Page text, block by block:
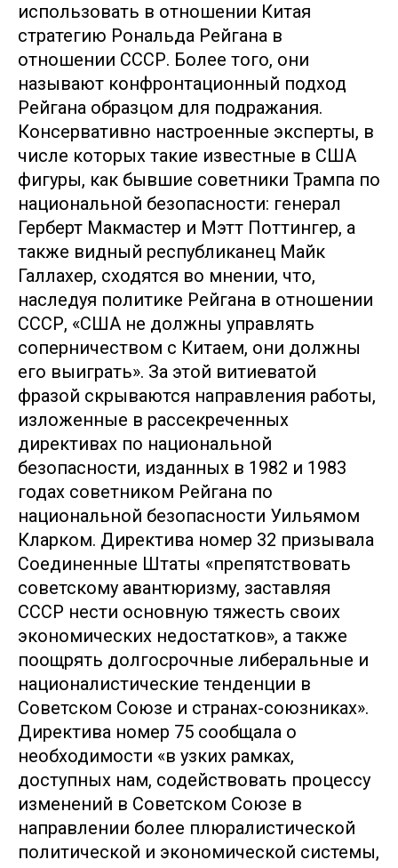
использовать в отношении Китая
стратегию Рональда Рейгана в
отношении СССР. Более того, они
называют конфронтационный подход
Рейгана образцом для подражания.
Консервативно настроенные эксперты, в
числе которых такие известные в США
фигуры, как бывшие советники Трампа по
национальной безопасности: генерал
Герберт Макмастер и Мэтт Поттингер, а
также видный республиканец Майк
Галлахер, сходятся во мнении, что,
наследуя политике Рейгана в отношении
СССР, «США не должны управлять
соперничеством с Китаем, они должны
его выиграть». За этой витиеватой
фразой скрываются направления работы,
изложенные в рассекреченных
директивах по национальной
безопасности, изданных в 1982 и 1983
годах советником Рейгана по
национальной безопасности Уильямом
Кларком. Директива номер 32 призывала
Соединенные Штаты «препятствовать
советскому авантюризму, заставляя
СССР нести основную тяжесть своих
экономических недостатков», а также
поощрять долгосрочные либеральные и
националистические тенденции в
Советском Союзе и странах-союзниках».
Директива номер 75 сообщала о
необходимости «в узких рамках,
доступных нам, содействовать процессу
изменений в Советском Союзе в
направлении более плюралистической
политической и экономической системы,